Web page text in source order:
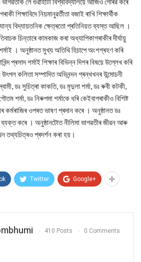
শিক্ষাবিদে নিয়মানুৱৰ্তীতা বজাই ৰাখি শিক্ষার্থীক
বিদ্যায়তনিক ক্ষেত্ৰতো প্ৰতিনিয়ত ব্যস্ত আছিল ।
চিন্তাৰে কামকাজ কৰা অধ্যাপিকাগৰাকীৰ দীর্ঘায়ু
। অনুষ্ঠানত মুখ্য অতিথি হিচাপে অংশগ্ৰহণ কৰি
প্ৰসাদ শর্মাই শিক্ষাৰ বিভিন্ন দিশৰ বিষয়ে উল্লেখ কৰি
কলিতা সম্পাদিত অভিনন্দন গ্ৰন্থখনৰ উন্মোচনী
ডঃ সুচিত্ৰা কাকতি, ডঃ মৃদুলা শর্মা, ডঃ ৰুবী কটকী,
শর্মা, ডঃ নিৰুপমা শর্মাকে ধৰি কেইবাগৰাকীও বিশিষ্ট
কৰ্মৰাজিৰ ওপৰত ভাষণ প্ৰদান কৰে । অনুষ্ঠানত ডঃ
কৰে । অনুষ্ঠানটোত নীলিমা ভাগৱতীৰ জীৱন আৰু
তথ্যচিত্ৰও প্ৰদর্শন কৰা হয়।
Twitter Google+
410 Posts 0 Comments